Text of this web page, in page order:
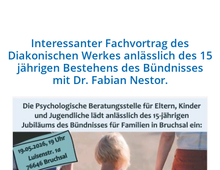
Interessanter Fachvortrag des
Diakonischen Werkes anlässlich des 15
jährigen Bestehens des Bündnisses
mit Dr. Fabian Nestor.